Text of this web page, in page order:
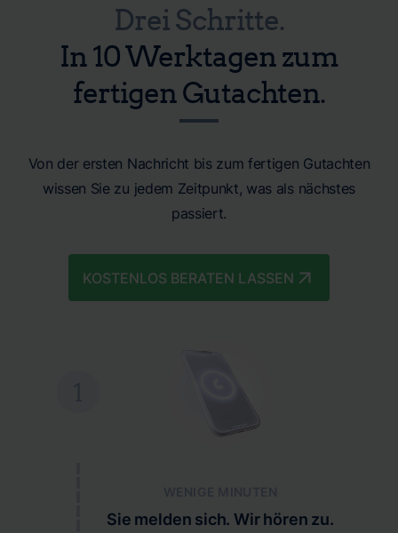
Drei Schritte.
In 10 Werktagen zum
fertigen Gutachten.
Von der ersten Nachricht bis zum fertigen Gutachten
wissen Sie zu jedem Zeitpunkt, was als nächstes
passiert.
KOSTENLOS BERATEN LASSEN
Sie melden sich. Wir hören zu.